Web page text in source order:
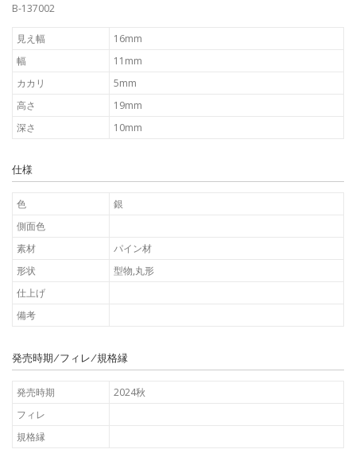
B-137002
見え幅
16mm
幅
11mm
カカリ
5mm
高さ
19mm
深さ
10mm
仕様
色
銀
側面色
素材
パイン材
形状
型物,丸形
仕上げ
備考
発売時期/フィレ/規格縁
発売時期
2024秋
フィレ
規格縁